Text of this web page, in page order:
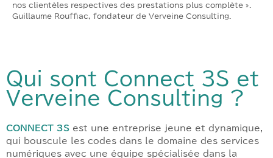
nos clientèles respectives des prestations plus complète ».
Guillaume Rouffiac, fondateur de Verveine Consulting.
Qui sont Connect 3S et
Verveine Consulting ?
CONNECT 3S est une entreprise jeune et dynamique,
qui bouscule les codes dans le domaine des services
numériques avec une équipe spécialisée dans la